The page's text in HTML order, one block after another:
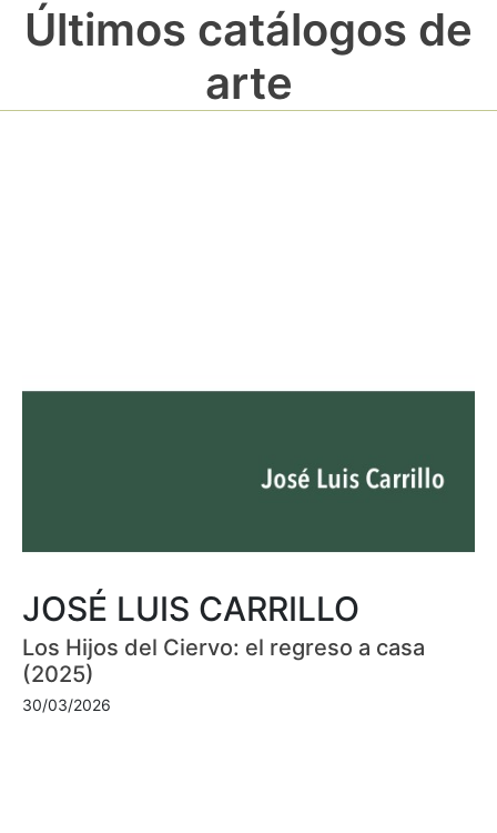
Últimos catálogos de
arte
JOSÉ LUIS CARRILLO
Los Hijos del Ciervo: el regreso a casa
(2025)
30/03/2026